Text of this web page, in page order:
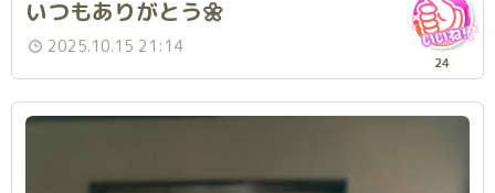
いつもありがとう🌼
2025.10.15 21:14
24